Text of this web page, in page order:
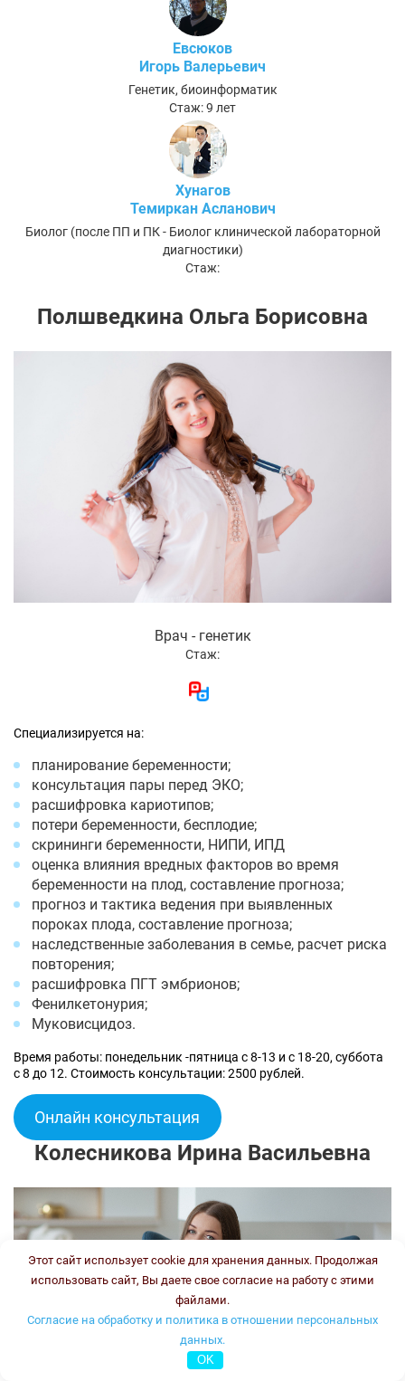
Евсюков
Игорь Валерьевич
Генетик, биоинформатик
Стаж: 9 лет
Хунагов
Темиркан Асланович
Биолог (после ПП и ПК - Биолог клинической лабораторной
диагностики)
Стаж:
Полшведкина Ольга Борисовна
Врач - генетик
Стаж:
Специализируется на:
планирование беременности;
консультация пары перед ЭКО;
расшифровка кариотипов;
потери беременности, бесплодие;
скрининги беременности, НИПИ, ИПД
оценка влияния вредных факторов во время
беременности на плод, составление прогноза;
прогноз и тактика ведения при выявленных
пороках плода, составление прогноза;
наследственные заболевания в семье, расчет риска
повторения;
расшифровка ПГТ эмбрионов;
Фенилкетонурия;
Муковисцидоз.
Время работы: понедельник -пятница с 8-13 и с 18-20, суббота
с 8 до 12. Стоимость консультации: 2500 рублей.
Онлайн консультация
Колесникова Ирина Васильевна
Этот сайт использует cookie для хранения данных. Продолжая
использовать сайт, Вы даете свое согласие на работу с этими
файлами.
Согласие на обработку и политика в отношении персональных
данных.
OK